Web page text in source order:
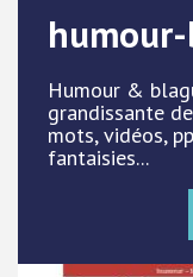
Humour &
grandissante
mots, vidéos,
fantaisies...